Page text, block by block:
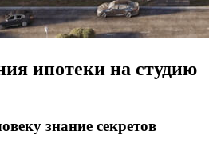
ипотеки на студию
знание секретов